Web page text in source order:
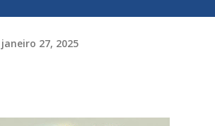
janeiro 27, 2025